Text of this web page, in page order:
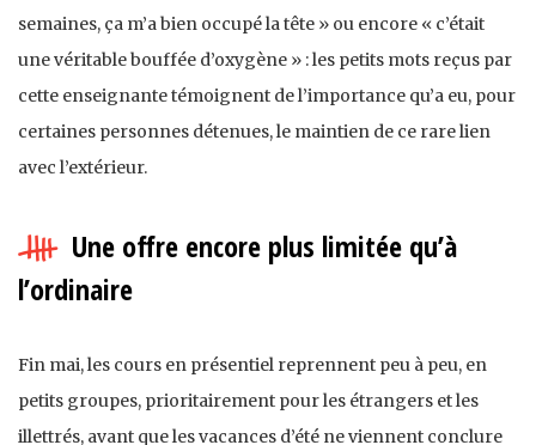
semaines, ça m’a bien occupé la tête » ou encore « c’était
une véritable bouffée d’oxygène » : les petits mots reçus par
cette enseignante témoignent de l’importance qu’a eu, pour
certaines personnes détenues, le maintien de ce rare lien
avec l’extérieur.
Une offre encore plus limitée qu’à
l’ordinaire
Fin mai, les cours en présentiel reprennent peu à peu, en
petits groupes, prioritairement pour les étrangers et les
illettrés, avant que les vacances d’été ne viennent conclure